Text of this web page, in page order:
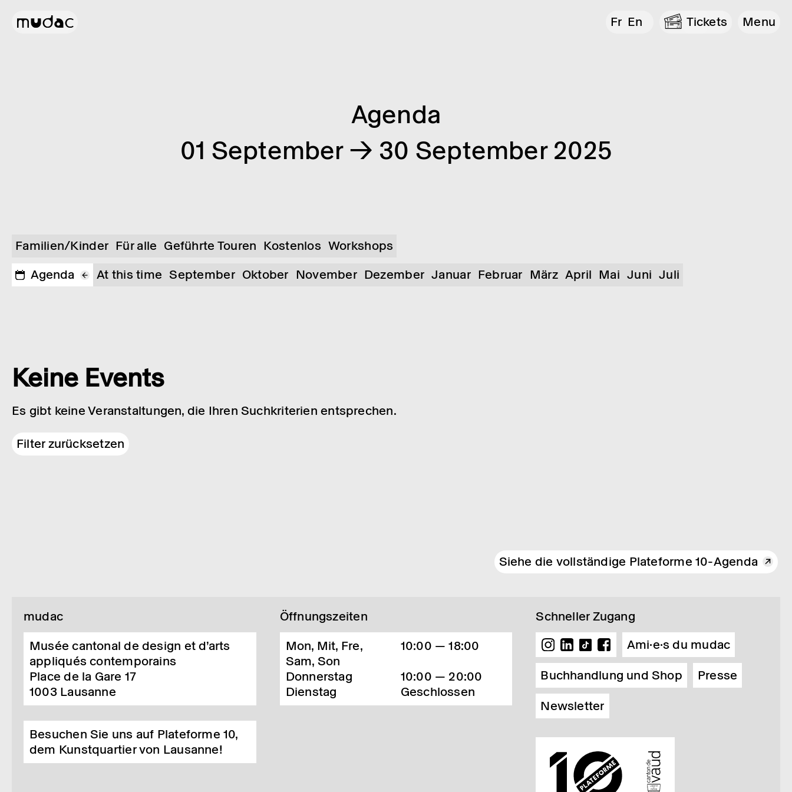
Fr En Tickets Menu
Agenda
01 September → 30 September 2025
Familien/Kinder Für alle Geführte Touren Kostenlos Workshops
Agenda
At this time September Oktober November Dezember Januar Februar März April Mai Juni Juli
Keine Events
Es gibt keine Veranstaltungen, die Ihren Suchkriterien entsprechen.
Filter zurücksetzen
Siehe die vollständige Plateforme 10-Agenda
mudac
Musée cantonal de design et d’arts
appliqués contemporains
Place de la Gare 17
1003 Lausanne
Besuchen Sie uns auf Plateforme 10,
dem Kunstquartier von Lausanne!
Öffnungszeiten
Mon, Mit, Fre,
Sam, Son
10:00 — 18:00
Donnerstag
10:00 — 20:00
Dienstag
Geschlossen
Schneller Zugang
Ami·e·s du mudac
Buchhandlung und Shop
Presse
Newsletter